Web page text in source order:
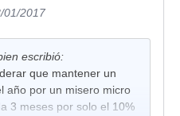
01/2017
escribió:
que mantener un
año por un misero micro
3 meses por solo el 10%